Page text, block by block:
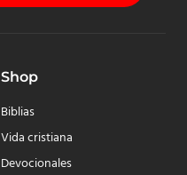
Shop
Biblias
Vida cristiana
Devocionales